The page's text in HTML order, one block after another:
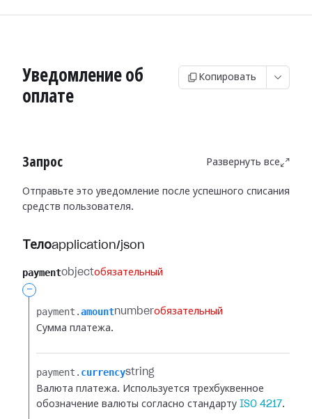
Уведомление об
оплате
Копировать
Запрос Развернуть все
Отправьте это уведомление после успешного списания
средств пользователя.
Телоapplication/json
paymentobjectобязательный
-
payment.​amountnumberобязательный
Сумма платежа.
payment.​ currencystring
Валюта платежа. Используется трехбуквенное
обозначение валюты согласно стандарту ISO 4217.